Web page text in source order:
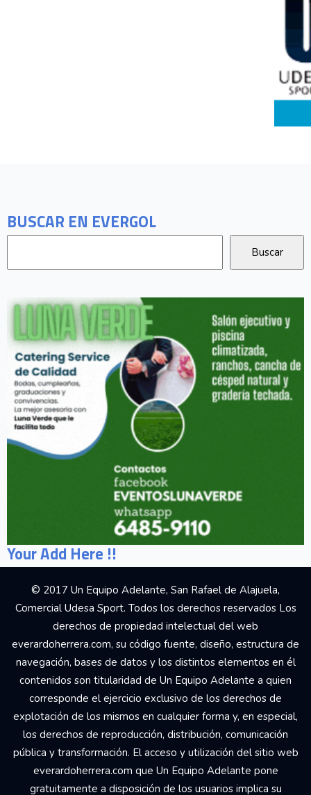
BUSCAR EN EVERGOL
Your Add Here !!
© 2017 Un Equipo Adelante, San Rafael de Alajuela,
Comercial Udesa Sport. Todos los derechos reservados Los
derechos de propiedad intelectual del web
everardoherrera.com, su código fuente, diseño, estructura de
navegación, bases de datos y los distintos elementos en él
contenidos son titularidad de Un Equipo Adelante a quien
corresponde el ejercicio exclusivo de los derechos de
explotación de los mismos en cualquier forma y, en especial,
los derechos de reproducción, distribución, comunicación
pública y transformación. El acceso y utilización del sitio web
everardoherrera.com que Un Equipo Adelante pone
gratuitamente a disposición de los usuarios implica su